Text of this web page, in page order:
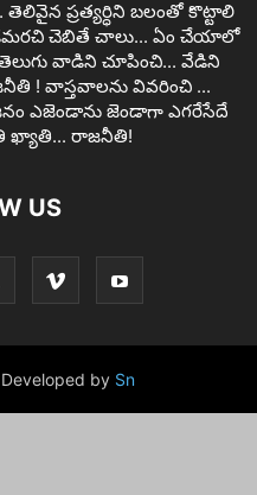
ప్రత్యర్ధిని బలంతో కొట్టాలి
చెబితే చాలు... ఏం చేయాలో
వాడిని చూపించి... వేడిని
! వాస్తవాలను వివరించి ...
ఎజెండాను జెండాగా ఎగరేసేదే
ఖ్యాతి... రాజనీతి!
US
by Sn